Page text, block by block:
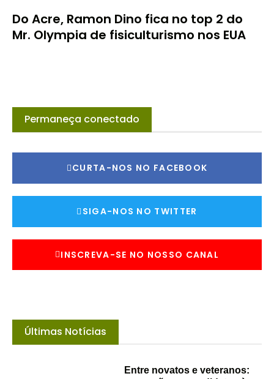
Do Acre, Ramon Dino fica no top 2 do
Mr. Olympia de fisiculturismo nos EUA
Permaneça conectado
CURTA-NOS NO FACEBOOK
SIGA-NOS NO TWITTER
INSCREVA-SE NO NOSSO CANAL
Últimas Notícias
Entre novatos e veteranos: